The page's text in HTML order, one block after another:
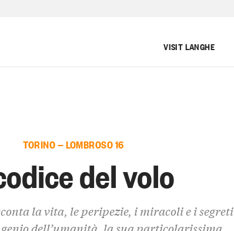
VISIT LANGHE
TORINO — LOMBROSO 16
del volo
la vita, le peripezie, i miracoli e i segreti